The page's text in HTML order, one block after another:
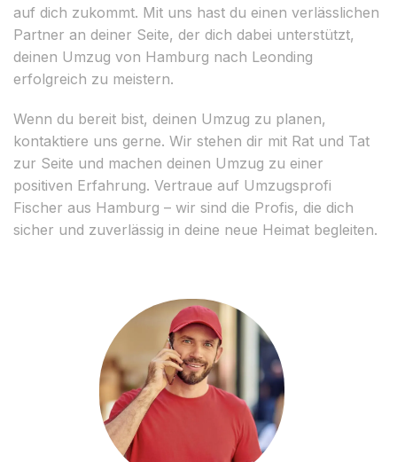
auf dich zukommt. Mit uns hast du einen verlässlichen
Partner an deiner Seite, der dich dabei unterstützt,
deinen Umzug von Hamburg nach Leonding
erfolgreich zu meistern.
Wenn du bereit bist, deinen Umzug zu planen,
kontaktiere uns gerne. Wir stehen dir mit Rat und Tat
zur Seite und machen deinen Umzug zu einer
positiven Erfahrung. Vertraue auf Umzugsprofi
Fischer aus Hamburg – wir sind die Profis, die dich
sicher und zuverlässig in deine neue Heimat begleiten.